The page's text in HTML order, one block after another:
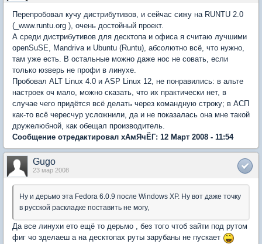
Перепробовал кучу дистрибутивов, и сейчас сижу на RUNTU 2.0
(_www.runtu.org ), очень достойный проект.
А среди дистрибутивов для десктопа и офиса я считаю лучшими
openSuSE, Mandriva и Ubuntu (Runtu), абсолютно всё, что нужно,
там уже есть. В остальные можно даже нос не совать, если
только юзверь не профи в линухе.
Пробовал ALT Linux 4.0 и ASP Linux 12, не понравились: в альте
настроек оч мало, можно сказать, что их практически нет, в
случае чего придётся всё делать через командную строку; в АСП
как-то всё чересчур усложнили, да и не показалась она мне такой
дружелюбной, как обещал производитель.
Сообщение отредактировал хАмЯчЁГ: 12 Март 2008 - 11:54
Gugo
23 мар 2008
Ну и дерьмо эта Fedora 6.0.9 после Windows XP. Ну вот даже точку
в русской раскладке поставить не могу,
Да все линухи ето ещё то дерьмо , без того чтоб зайти под рутом
фиг чо зделаеш а на десктопах руты зарубаны не пускает